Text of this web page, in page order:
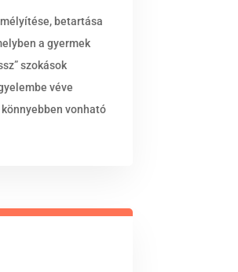
betartása
a gyermek
szokások
véve
vonható